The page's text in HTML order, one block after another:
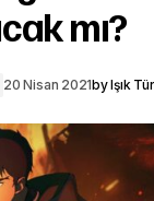
mı?
20 Nisan 2021byIşık